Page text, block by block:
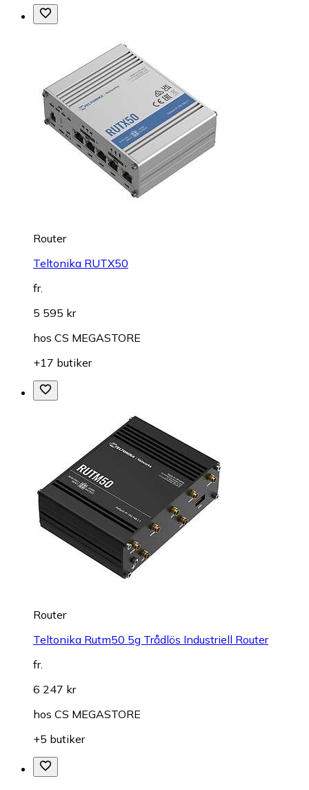
Router
Teltonika RUTX50
fr.
5 595 kr
hos CS MEGASTORE
+17 butiker
Router
Teltonika Rutm50 5g Trådlös Industriell Router
fr.
6 247 kr
hos CS MEGASTORE
+5 butiker